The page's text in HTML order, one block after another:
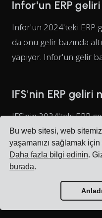
Bu web sitesi, web
yaşamanızı sağlamak
Daha fazla bilgi edinin.
burada.
Infor'un ERP
Infor'un 2024'teki ERP
da onu gelir bazında
yapıyor. Infor'un gelir
IFS'nin ERP geliri
IFS'nin 2024'teki ERP
bulut gelirinde%38'lik
IFS'nin gelir bazında
Gelire göre